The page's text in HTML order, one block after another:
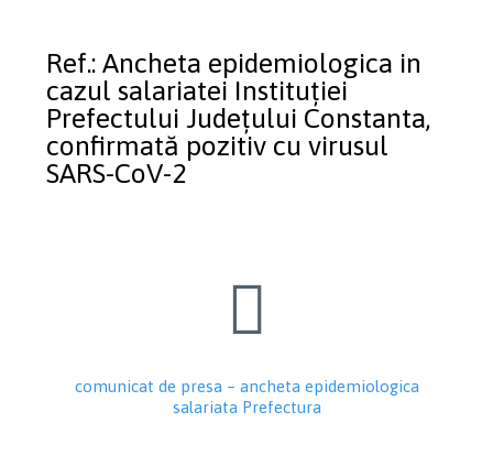
Ref.: Ancheta epidemiologica in
cazul salariatei Instituției
Prefectului Județului Constanta,
confirmată pozitiv cu virusul
SARS-CoV-2

comunicat de presa – ancheta epidemiologica
salariata Prefectura